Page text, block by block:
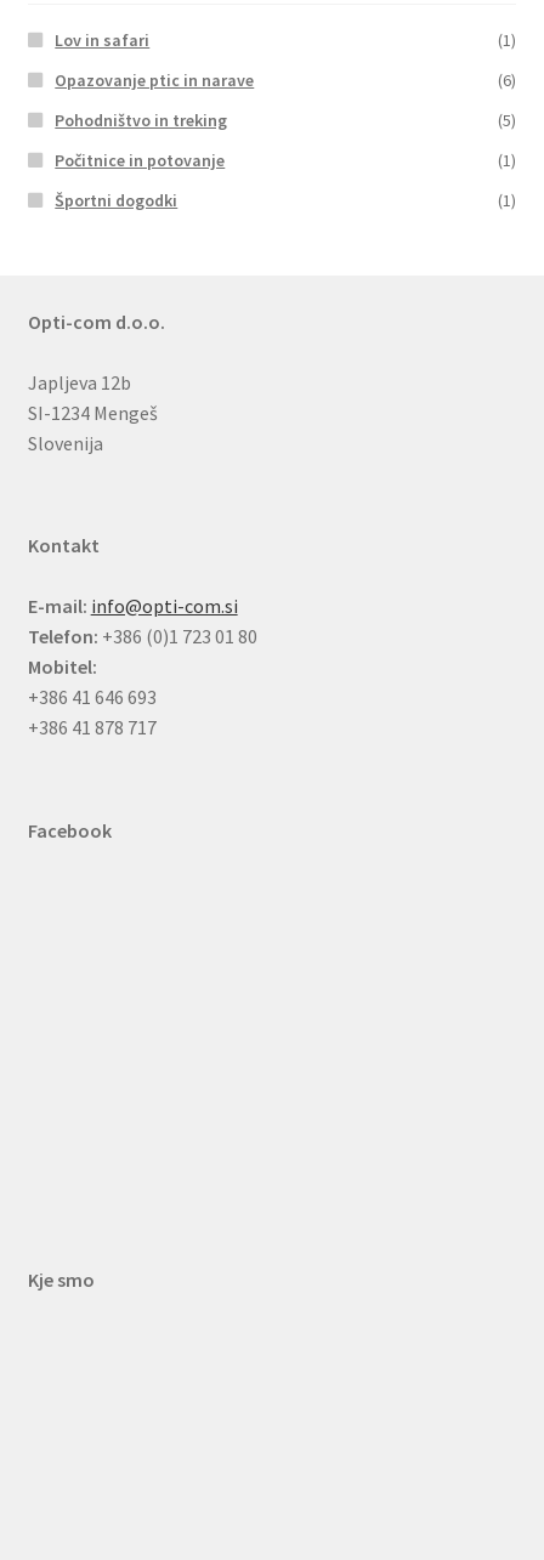
Lov in safari
(1)
Opazovanje ptic in narave
(6)
Pohodništvo in treking
(5)
Počitnice in potovanje
(1)
Športni dogodki
(1)
Opti-com d.o.o.
Japljeva 12b
SI-1234 Mengeš
Slovenija
Kontakt
E-mail: info@opti-com.si
Telefon: +386 (0)1 723 01 80
Mobitel:
+386 41 646 693
+386 41 878 717
Facebook
Kje smo